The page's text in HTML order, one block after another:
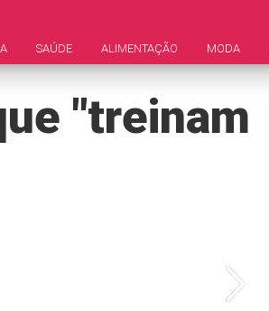
SAÚDE ALIMENTAÇÃO MODA
"treinam